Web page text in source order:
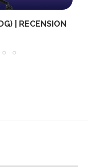
| RECENSION